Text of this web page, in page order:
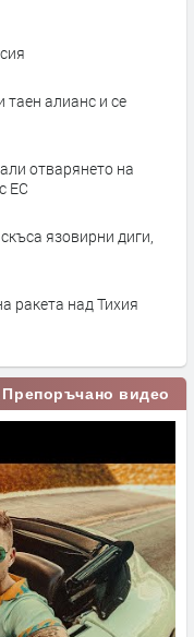
таен алианс и се
отварянето на
ЕС
язовирни диги,
ракета над Тихия
Препоръчано видео